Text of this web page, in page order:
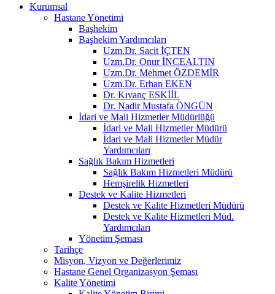
Kurumsal
Hastane Yönetimi
Başhekim
Başhekim Yardımcıları
Uzm.Dr. Sacit İÇTEN
Uzm.Dr. Onur İNCEALTIN
Uzm.Dr. Mehmet ÖZDEMİR
Uzm.Dr. Erhan EKEN
Dr. Kıvanç ESKİİL
Dr. Nadir Mustafa ÖNGÜN
İdari ve Mali Hizmetler Müdürlüğü
İdari ve Mali Hizmetler Müdürü
İdari ve Mali Hizmetler Müdür
Yardımcıları
Sağlık Bakım Hizmetleri
Sağlık Bakım Hizmetleri Müdürü
Hemşirelik Hizmetleri
Destek ve Kalite Hizmetleri
Destek ve Kalite Hizmetleri Müdürü
Destek ve Kalite Hizmetleri Müd.
Yardımcıları
Yönetim Şeması
Tarihçe
Misyon, Vizyon ve Değerlerimiz
Hastane Genel Organizasyon Şeması
Kalite Yönetimi